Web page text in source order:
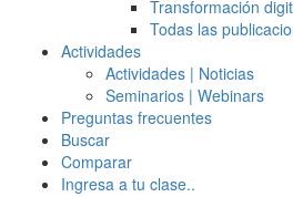
Transformación
Todas las
Actividades
Actividades | Noticias
Seminarios | Webinars
Preguntas frecuentes
Buscar
Comparar
Ingresa a tu clase..